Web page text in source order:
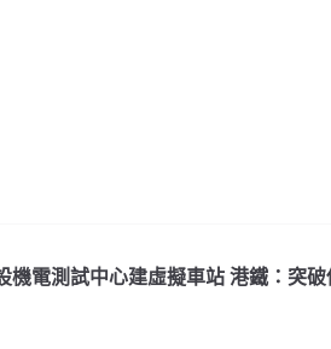
機電測試中心建虛擬車站 港鐵：突